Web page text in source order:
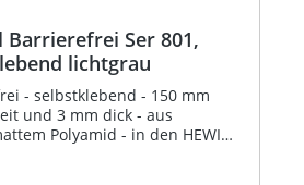
Barrierefrei Ser 801,
lichtgrau
- selbstklebend - 150 mm
und 3 mm dick - aus
Polyamid - in den HEWI
92 (Anthrazitgrau) und